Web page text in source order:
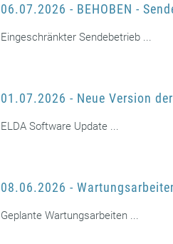
06.07.2026 - BEHOBEN -
Eingeschränkter Sendebetrieb ...
01.07.2026 - Neue Version
ELDA Software Update ...
08.06.2026 -
Geplante Wartungsarbeiten ...